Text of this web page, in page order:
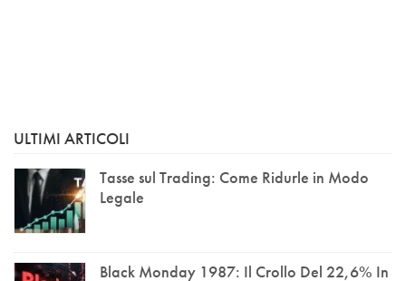
ULTIMI ARTICOLI
Tasse sul Trading: Come Ridurle in Modo
Legale
Black Monday 1987: Il Crollo Del 22,6% In